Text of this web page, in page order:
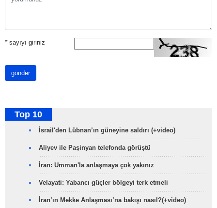
*sayıyı giriniz
gönder
Top 10
İsrail'den Lübnan’ın güneyine saldırı (+video)
Aliyev ile Paşinyan telefonda görüştü
İran: Umman'la anlaşmaya çok yakınız
Velayati: Yabancı güçler bölgeyi terk etmeli
İran’ın Mekke Anlaşması’na bakışı nasıl?(+video)